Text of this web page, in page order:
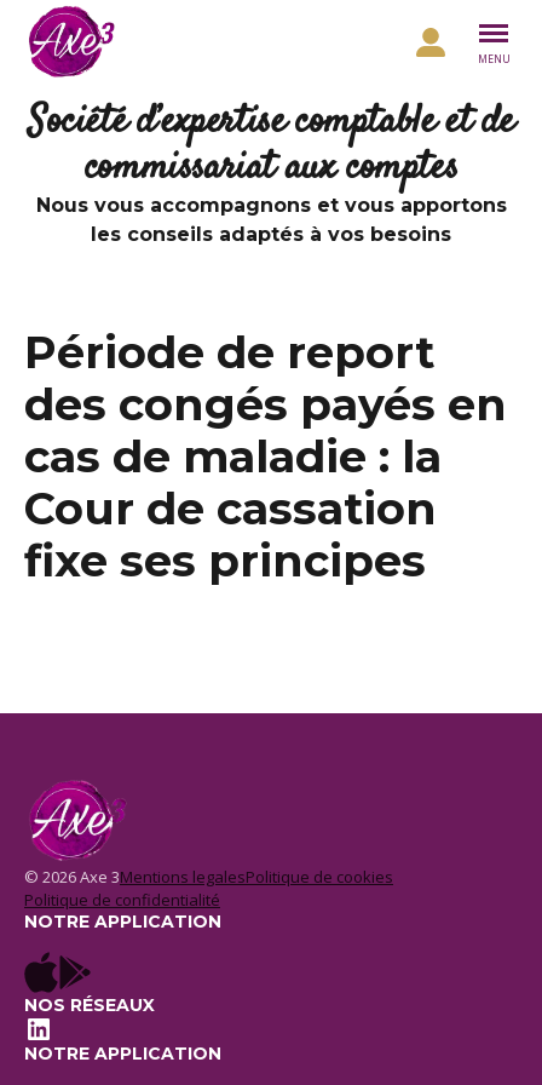
Aller au contenu
MENU
Société d’expertise comptable et de
commissariat aux comptes
Nous vous accompagnons et vous apportons
les conseils adaptés à vos besoins
Période de report
des congés payés en
cas de maladie : la
Cour de cassation
fixe ses principes
© 2026 Axe 3Mentions legalesPolitique de cookies
Politique de confidentialité
NOTRE APPLICATION
NOS RÉSEAUX
LinkedIn
NOTRE APPLICATION